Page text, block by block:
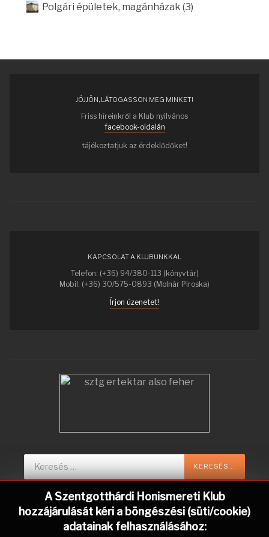
Polgári épületek, magánházak (3)
A Szentgotthárdi Honismereti Klub
hozzájárulását kéri a böngészési (süti/cookie)
adatainak felhasználásához:
JÖJJÖN, LÁTOGASSON MEG MINKET!
Friss híreinkről a Klub nyilvános
facebook-oldalán
tájékoztatjuk az érdeklődőket!
KAPCSOLAT A KLUBUNKKAL
Telefon: (+36) 94/380-113 (könyvtár)
Mobil: (+36) 30/575-0893 (Molnár Piroska)
Írjon üzenetet!
Keresés...
KERESÉS...